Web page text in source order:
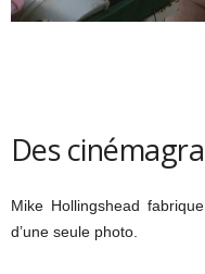
Des
Mike Hollingshead
d’une seule photo.